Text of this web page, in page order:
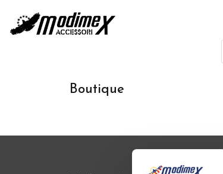
Boutique